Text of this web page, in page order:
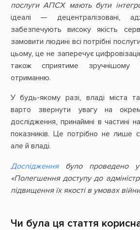
послуги АПСХ мають бути
ідеалі — децентралізовані,
забезпечують високу якість
замовити людині всі потрібні
цьому, це не заперечує
також сприятиме
отриманню.
У будь-якому разі, владі міста
варто звернути увагу на
дослідження, принаймні в частині
показників. Це потрібно не лише
але й владі.
Дослідженнябуло проведено у
«Полегшення доступу до
підвищення їх якості в умовах
Чи була ця стаття